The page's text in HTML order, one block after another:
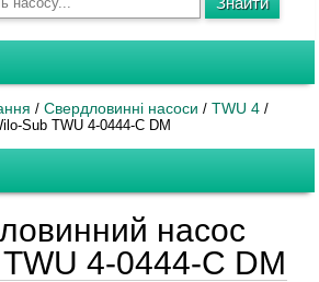
/ Свердловинні насоси / TWU 4 /
Sub TWU 4-0444-C DM
насос
4-0444-C DM